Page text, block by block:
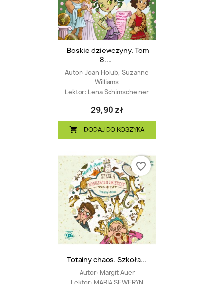
Boskie dziewczyny. Tom
8....
Autor: Joan Holub, Suzanne
Williams
Lektor: Lena Schimscheiner
29,90 zł
 DODAJ DO KOSZYKA
Totalny chaos. Szkoła...
Autor: Margit Auer
Lektor: MARIA SEWERYN
favorite_border